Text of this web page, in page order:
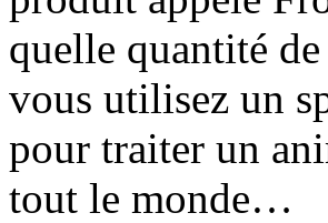
quelle quantité
vous utilisez un
pour traiter un
tout le monde…